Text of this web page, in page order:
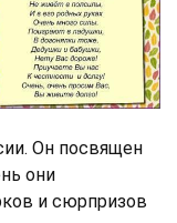
Он посвящен
они
и сюрпризов